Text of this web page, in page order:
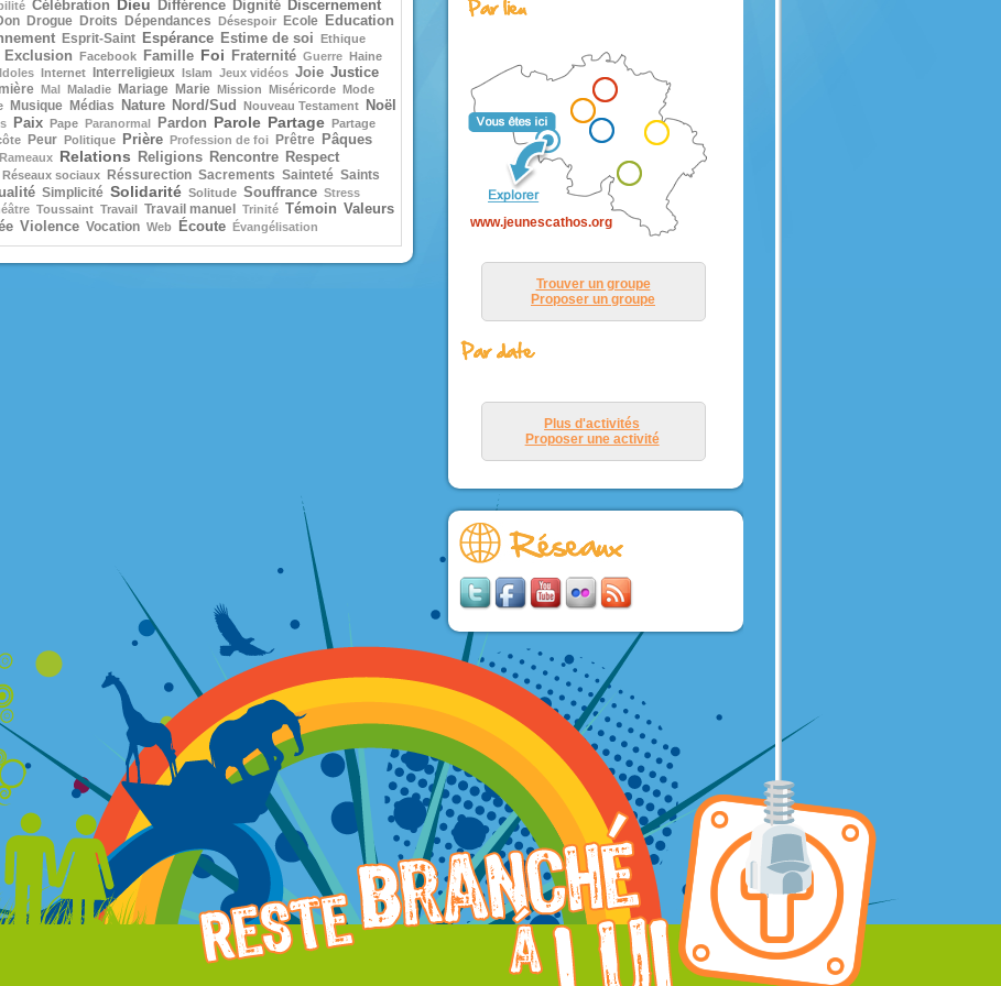
les disciples furent bouleversés.
Ils dirent :
« C’est un fantôme. »
Pris de peur, ils se mirent à crier.
Mais aussitôt Jésus leur parla :
« Confiance ! c’est moi ; n’ayez plus
peur ! »
Pierre prit alors la parole :
« Seigneur, si c’est bien toi,
ordonne-moi de venir vers toi sur les
eaux. »
Jésus lui dit :
« Viens ! »
Pierre descendit de la barque
et marcha sur les eaux pour aller vers
Mais, voyant la force du vent, il eut
peur
et, comme il commençait à enfoncer, il
Et quand ils furent montés dans la
Alors ceux qui étaient dans la barque
« Vraiment, tu es le Fils de Dieu ! »
– Acclamons la Parole de Dieu.
Célébration Dieu Différence Dignité Discernement
Drogue Droits Dépendances Désespoir Ecole Education
Esprit-Saint Espérance Estime de soi Ethique
Exclusion Facebook Famille Foi Fraternité Guerre Haine
Idoles Internet Interreligieux Islam Jeux vidéos Joie Justice
Mal Maladie Mariage Marie Mission Miséricorde Mode
Musique Médias Nature Nord/Sud Nouveau Testament Noël
Paix Pape Paranormal Pardon Parole Partage Partage
Peur Politique Prière Profession de foi Prêtre Pâques
Rameaux Relations Religions Rencontre Respect
Réseaux sociaux Réssurection Sacrements Sainteté Saints
Simplicité Solidarité Solitude Souffrance Stress
Toussaint Travail Travail manuel Trinité Témoin Valeurs
Violence Vocation Web Écoute Évangélisation www.jeunescathos.org
Trouver un groupe
Proposer un groupe
Plus d'activités
Proposer une activité